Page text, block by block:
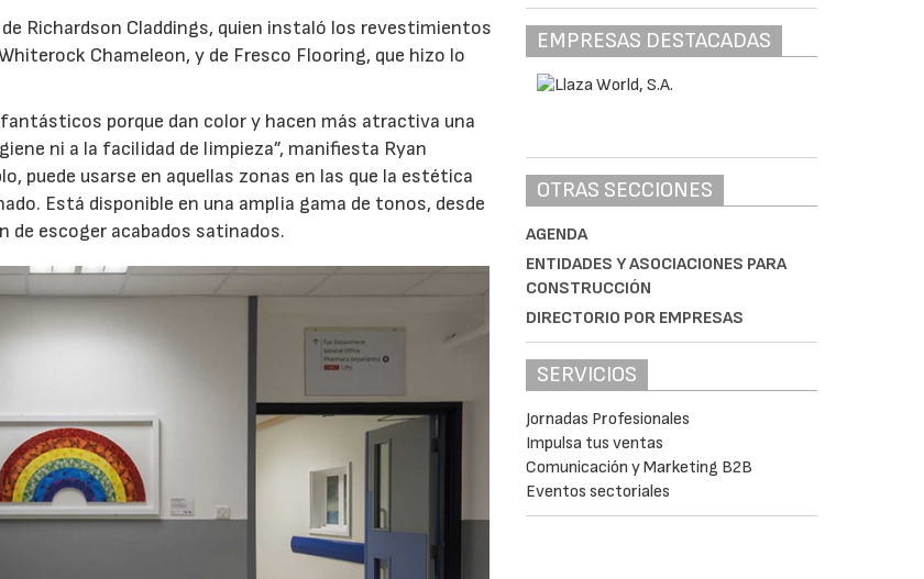
Richardson Claddings, quien instaló los revestimientos
Chameleon, y de Fresco Flooring, que hizo lo
porque dan color y hacen más atractiva una
ni a la facilidad de limpieza”, manifiesta Ryan
puede usarse en aquellas zonas en las que la estética
Está disponible en una amplia gama de tonos, desde
de escoger acabados satinados.
EMPRESAS DESTACADAS
OTRAS SECCIONES
AGENDA
ENTIDADES Y ASOCIACIONES PARA
CONSTRUCCIÓN
DIRECTORIO POR EMPRESAS
SERVICIOS
Jornadas Profesionales
Impulsa tus ventas
Comunicación y Marketing B2B
Eventos sectoriales